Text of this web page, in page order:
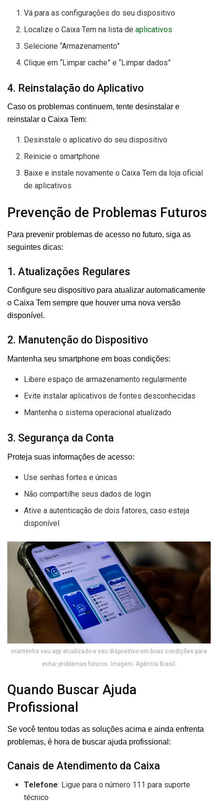
Vá para as configurações do seu dispositivo
Localize o Caixa Tem na lista de aplicativos
Selecione “Armazenamento”
Clique em “Limpar cache” e “Limpar dados”
4. Reinstalação do Aplicativo
Caso os problemas continuem, tente desinstalar e
reinstalar o Caixa Tem:
Desinstale o aplicativo do seu dispositivo
Reinicie o smartphone
Baixe e instale novamente o Caixa Tem da loja oficial
de aplicativos
Prevenção de Problemas Futuros
Para prevenir problemas de acesso no futuro, siga as
seguintes dicas:
1. Atualizações Regulares
Configure seu dispositivo para atualizar automaticamente
o Caixa Tem sempre que houver uma nova versão
disponível.
2. Manutenção do Dispositivo
Mantenha seu smartphone em boas condições:
Libere espaço de armazenamento regularmente
Evite instalar aplicativos de fontes desconhecidas
Mantenha o sistema operacional atualizado
3. Segurança da Conta
Proteja suas informações de acesso:
Use senhas fortes e únicas
Não compartilhe seus dados de login
Ative a autenticação de dois fatores, caso esteja
disponível
mantenha seu app atualizado e seu dispositivo em boas condições para
evitar problemas futuros. Imagem: Agência Brasil.
Quando Buscar Ajuda
Profissional
Se você tentou todas as soluções acima e ainda enfrenta
problemas, é hora de buscar ajuda profissional:
Canais de Atendimento da Caixa
Telefone: Ligue para o número 111 para suporte
técnico